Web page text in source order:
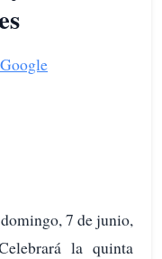
7 de junio,
la quinta